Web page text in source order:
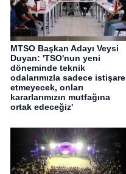
MTSO Başkan Adayı Veysi
Duyan: 'TSO'nun yeni
döneminde teknik
odalarımızla sadece istişare
etmeyecek, onları
kararlarımızın mutfağına
ortak edeceğiz'